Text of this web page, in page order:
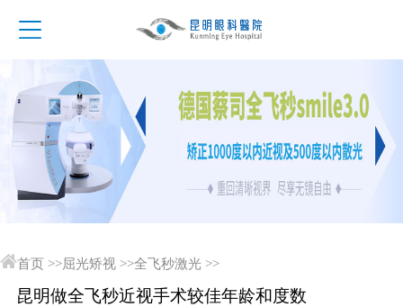
首页 >>屈光矫视 >>全飞秒激光 >>
昆明做全飞秒近视手术较佳年龄和度数